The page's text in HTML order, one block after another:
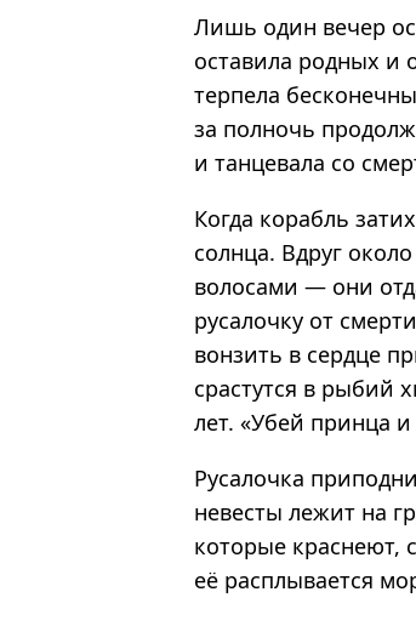
Лишь один вечер
оставила родных и
терпела
за полночь
и танцевала со
Когда корабль
солнца. Вдруг
волосами — они
русалочку от
вонзить в сердце
срастутся в рыбий
лет. «Убей принца
Русалочка
невесты лежит на
которые краснеют,
её расплывается